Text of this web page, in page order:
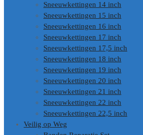
Sneeuwkettingen 14 inch
Sneeuwkettingen 15 inch
Sneeuwkettingen 16 inch
Sneeuwkettingen 17 inch
Sneeuwkettingen 17,5 inch
Sneeuwkettingen 18 inch
Sneeuwkettingen 19 inch
Sneeuwkettingen 20 inch
Sneeuwkettingen 21 inch
Sneeuwkettingen 22 inch
Sneeuwkettingen 22,5 inch
Veilig op Weg